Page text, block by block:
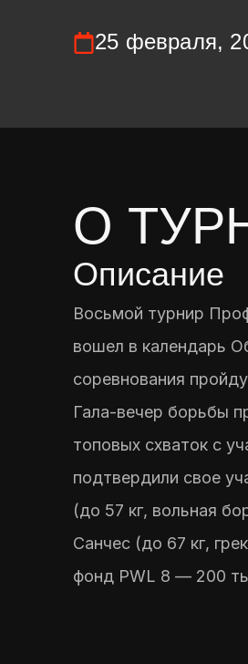
25 февраля,
О
Описание
Восьмой турнир
вошел в календарь
соревнования
Гала-вечер борьбы
топовых схваток с
подтвердили свое
(до 57 кг, вольная
Санчес (до 67 кг,
фонд PWL 8 — 200